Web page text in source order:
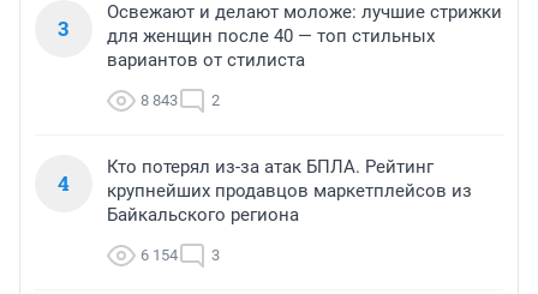
3
Освежают и делают моложе: лучшие стрижки
для женщин после 40 — топ стильных
вариантов от стилиста
8 843 2
4
Кто потерял из-за атак БПЛА. Рейтинг
крупнейших продавцов маркетплейсов из
Байкальского региона
6 154 3